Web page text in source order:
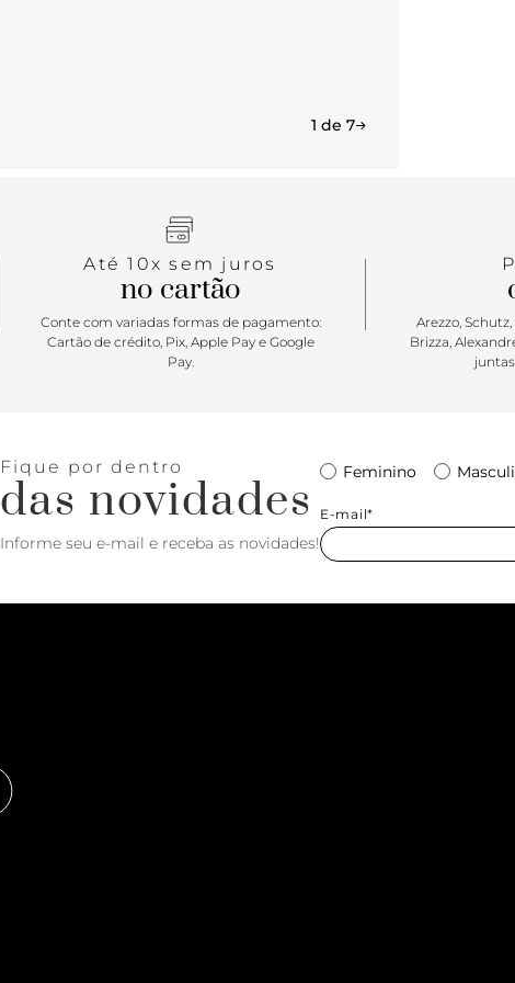
1 de 7
Até 10x sem juros
no cartão
Conte com variadas formas de pagamento:
Cartão de crédito, Pix, Apple Pay e Google
Pay.
Arezzo,
Brizza,
Fique por dentro
das novidades
Informe seu e-mail e receba as novidades!
Feminino
E-mail*